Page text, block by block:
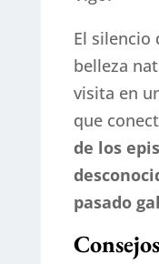
El silencio
belleza
visita en
que
de los
pasado